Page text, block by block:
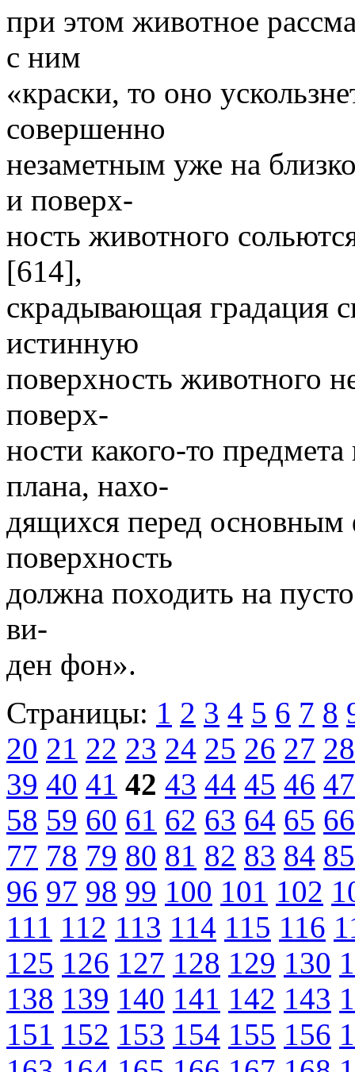
при этом животное
с ним
«краски, то оно
совершенно
незаметным уже на
и поверх-
ность животного
[614],
скрадывающая градация
истинную
поверхность животного
поверх-
ности какого-то
плана, нахо-
дящихся перед основным
поверхность
должна походить на
ви-
ден фон».
Страницы: 1 2 3 4 5 6 7 8
20 21 22 23 24 25 26 27 28
39 40 41 42 43 44 45 46 47
58 59 60 61 62 63 64 65 66
77 78 79 80 81 82 83 84 85
96 97 98 99 100 101 102
111 112 113 114 115 116
125 126 127 128 129 130
138 139 140 141 142 143
151 152 153 154 155 156